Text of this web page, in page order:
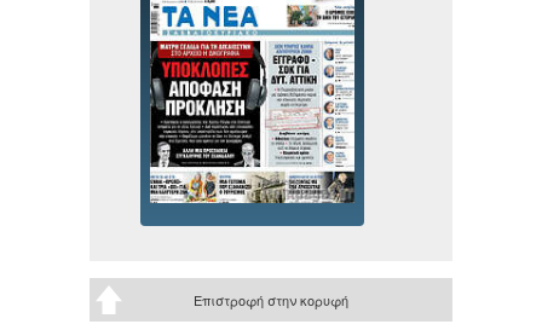
Επιστροφή στην κορυφή